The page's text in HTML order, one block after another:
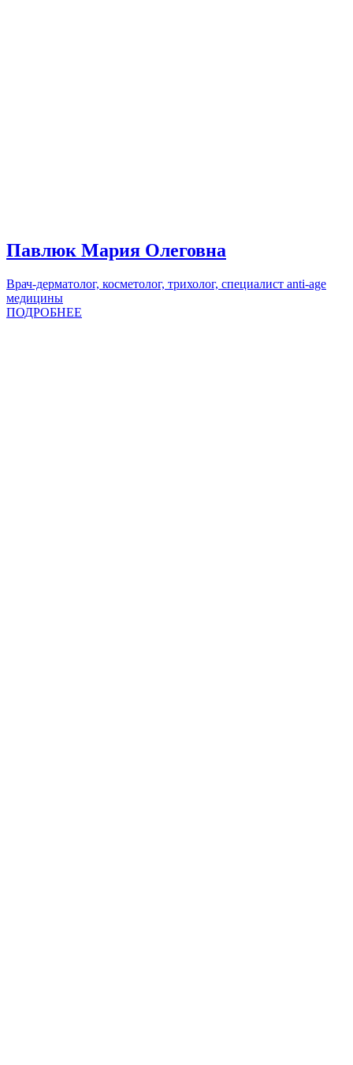
Павлюк Мария Олеговна
Врач-дерматолог, косметолог, трихолог, специалист anti-age
медицины
ПОДРОБНЕЕ